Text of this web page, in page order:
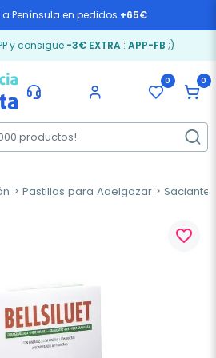
a Península en pedidos +65€
y consigue -3€ EXTRA: APP-FB ;)
0 0
Pastillas para Adelgazar Saciantes
favorite_border